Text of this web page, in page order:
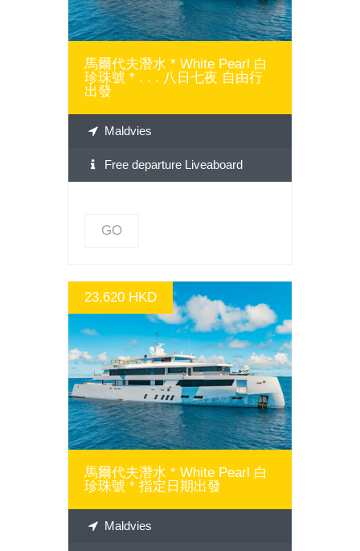
馬爾代夫潛水 * White Pearl 白
珍珠號 * . . . 八日七夜 自由行
出發
Maldvies
Free departure Liveaboard
GO
23,620 HKD
GO
馬爾代夫潛水 * White Pearl 白
珍珠號 * 指定日期出發
Maldvies